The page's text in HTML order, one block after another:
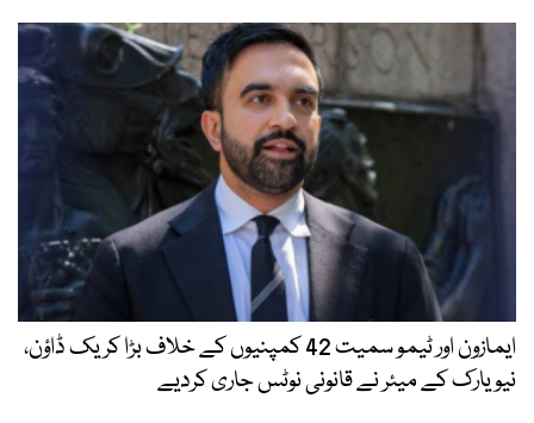
ایمازون اور ٹیمو سمیت 42 کمپنیوں کے خلاف بڑا کریک ڈاؤن،
نیویارک کے میئر نے قانونی نوٹس جاری کردیے